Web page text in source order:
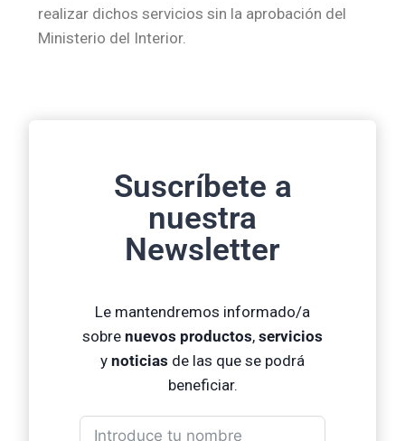
realizar dichos servicios sin la aprobación del
Ministerio del Interior.
Suscríbete a
nuestra
Newsletter
Le mantendremos informado/a
sobre nuevos productos, servicios
y noticias de las que se podrá
beneficiar.